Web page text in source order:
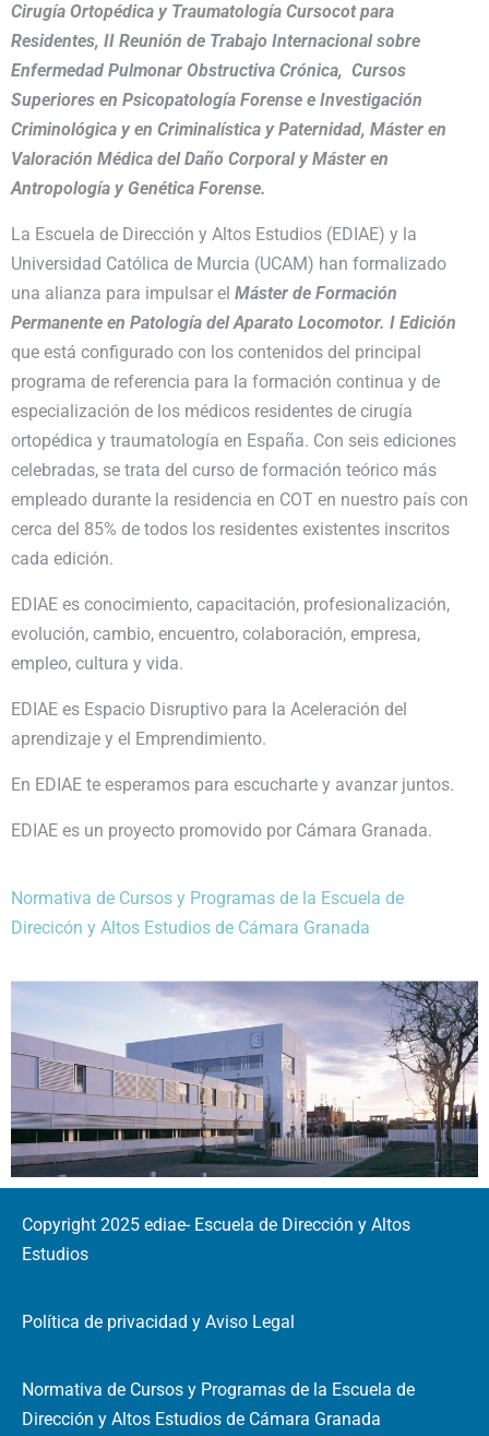
Cirugía Ortopédica y Traumatología Cursocot para
Residentes, II Reunión de Trabajo Internacional sobre
Enfermedad Pulmonar Obstructiva Crónica, Cursos
Superiores en Psicopatología Forense e Investigación
Criminológica y en Criminalística y Paternidad, Máster en
Valoración Médica del Daño Corporal y Máster en
Antropología y Genética Forense.
La Escuela de Dirección y Altos Estudios (EDIAE) y la
Universidad Católica de Murcia (UCAM) han formalizado
una alianza para impulsar el Máster de Formación
Permanente en Patología del Aparato Locomotor. I Edición
que está configurado con los contenidos del principal
programa de referencia para la formación continua y de
especialización de los médicos residentes de cirugía
ortopédica y traumatología en España. Con seis ediciones
celebradas, se trata del curso de formación teórico más
empleado durante la residencia en COT en nuestro país con
cerca del 85% de todos los residentes existentes inscritos
cada edición.
EDIAE es conocimiento, capacitación, profesionalización,
evolución, cambio, encuentro, colaboración, empresa,
empleo, cultura y vida.
EDIAE es Espacio Disruptivo para la Aceleración del
aprendizaje y el Emprendimiento.
En EDIAE te esperamos para escucharte y avanzar juntos.
EDIAE es un proyecto promovido por Cámara Granada.
Normativa de Cursos y Programas de la Escuela de
Direcicón y Altos Estudios de Cámara Granada
Copyright 2025 ediae- Escuela de Dirección y Altos
Estudios
Política de privacidad y Aviso Legal
Normativa de Cursos y Programas de la Escuela de
Dirección y Altos Estudios de Cámara Granada